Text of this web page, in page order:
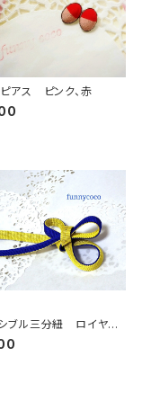
アス ピンク、赤
ブル三分紐 ロイヤル
イエロー